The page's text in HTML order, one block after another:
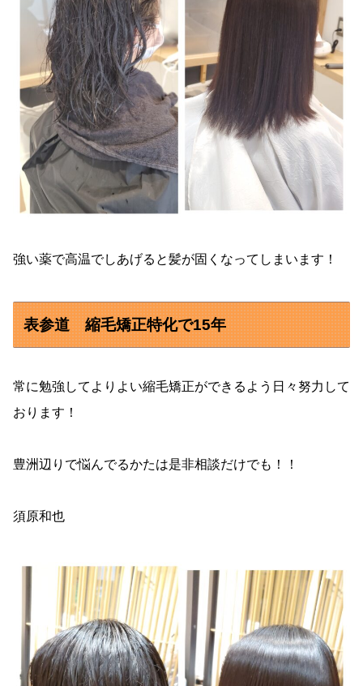
強い薬で高温でしあげると髪が固くなってしまいます！
表参道 縮毛矯正特化で15年
常に勉強してよりよい縮毛矯正ができるよう日々努力して
おります！
豊洲辺りで悩んでるかたは是非相談だけでも！！
須原和也